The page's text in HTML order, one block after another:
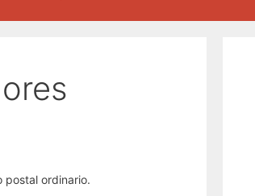
postal ordinario.